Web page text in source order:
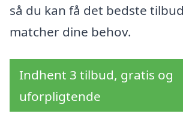
så du kan få det bedste
matcher dine behov.
Indhent 3 tilbud, gratis og
uforpligtende